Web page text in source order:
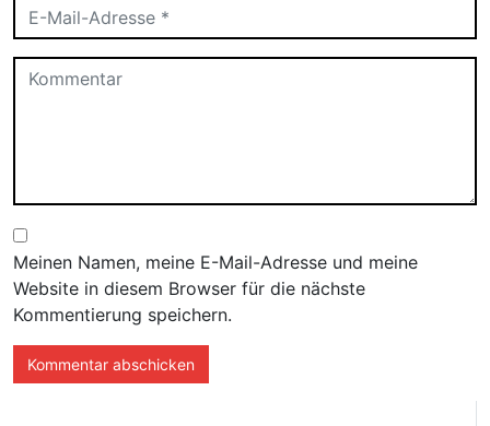
Meinen Namen, meine E-Mail-Adresse und meine
Website in diesem Browser für die nächste
Kommentierung speichern.